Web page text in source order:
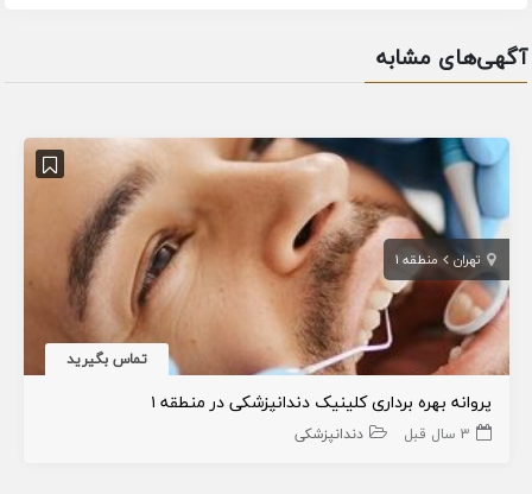
آگهی‌های مشابه
تهران منطقه 1
تماس بگیرید
پروانه بهره برداری کلینیک دندانپزشکی در منطقه ۱
3 سال قبل دندانپزشکی